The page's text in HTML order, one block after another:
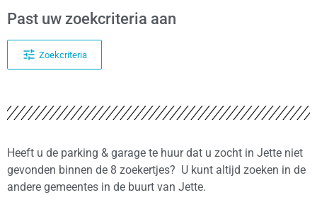
Past uw zoekcriteria aan
Zoekcriteria
Heeft u de parking & garage te huur dat u zocht in Jette niet
gevonden binnen de 8 zoekertjes? U kunt altijd zoeken in de
andere gemeentes in de buurt van Jette.